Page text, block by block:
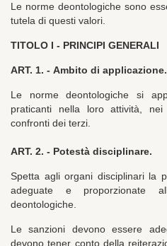
Le norme deontologiche sono
tutela di questi valori.
TITOLO I - PRINCIPI GENERALI
ART. 1. - Ambito di applicazione.
Le norme deontologiche si
praticanti nella loro attività,
confronti dei terzi.
ART. 2. - Potestà disciplinare.
Spetta agli organi disciplinari la
adeguate e proporzionate
deontologiche.
Le sanzioni devono essere
devono tener conto della